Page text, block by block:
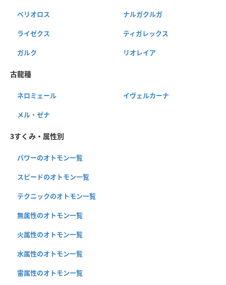
ベリオロス ナルガクルガ
ライゼクス ティガレックス
ガルク リオレイア
古龍種
ネロミェール イヴェルカーナ
メル・ゼナ
3すくみ・属性別
パワーのオトモン一覧
スピードのオトモン一覧
テクニックのオトモン一覧
無属性のオトモン一覧
火属性のオトモン一覧
水属性のオトモン一覧
雷属性のオトモン一覧